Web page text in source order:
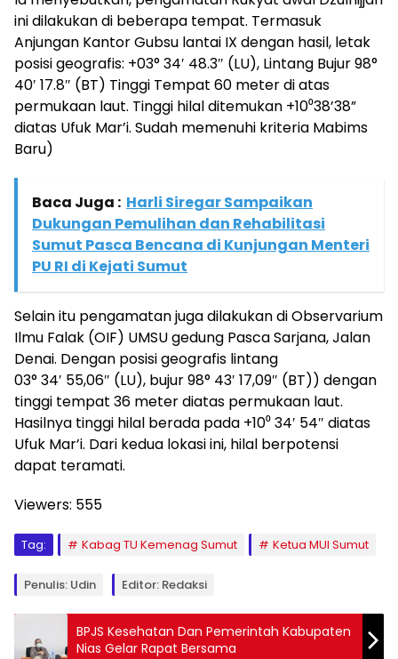
ini dilakukan di beberapa tempat. Termasuk
Anjungan Kantor Gubsu lantai IX dengan hasil, letak
posisi geografis: +03° 34′ 48.3″ (LU), Lintang Bujur 98°
40′ 17.8″ (BT) Tinggi Tempat 60 meter di atas
permukaan laut. Tinggi hilal ditemukan +10⁰38’38”
diatas Ufuk Mar’i. Sudah memenuhi kriteria Mabims
Baru)
Baca Juga : Harli Siregar Sampaikan
Dukungan Pemulihan dan Rehabilitasi
Sumut Pasca Bencana di Kunjungan Menteri
PU RI di Kejati Sumut
Selain itu pengamatan juga dilakukan di Observarium
Ilmu Falak (OIF) UMSU gedung Pasca Sarjana, Jalan
Denai. Dengan posisi geografis lintang
03° 34′ 55,06″ (LU), bujur 98° 43′ 17,09″ (BT)) dengan
tinggi tempat 36 meter diatas permukaan laut.
Hasilnya tinggi hilal berada pada +10⁰ 34′ 54″ diatas
Ufuk Mar’i. Dari kedua lokasi ini, hilal berpotensi
dapat teramati.
Viewers: 555
Tag: Kabag TU Kemenag Sumut Ketua MUI Sumut
Penulis: Udin Editor: Redaksi
BPJS Kesehatan Dan Pemerintah Kabupaten
Nias Gelar Rapat Bersama